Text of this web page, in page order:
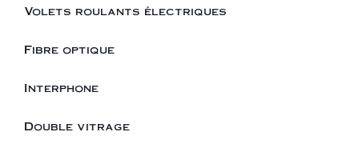
Volets roulants électriques
Fibre optique
Interphone
Double vitrage